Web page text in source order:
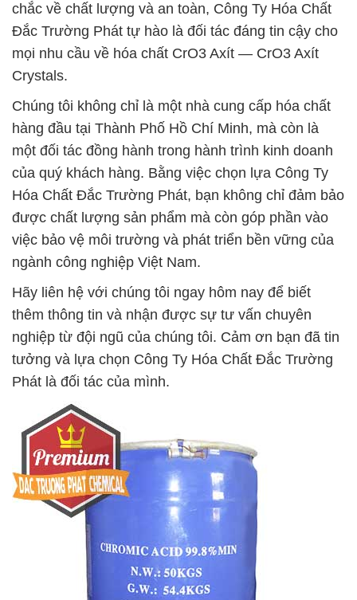
chắc về chất lượng và an toàn, Công Ty Hóa Chất
Đắc Trường Phát tự hào là đối tác đáng tin cậy cho
mọi nhu cầu về hóa chất CrO3 Axít — CrO3 Axít
Crystals.
Chúng tôi không chỉ là một nhà cung cấp hóa chất
hàng đầu tại Thành Phố Hồ Chí Minh, mà còn là
một đối tác đồng hành trong hành trình kinh doanh
của quý khách hàng. Bằng việc chọn lựa Công Ty
Hóa Chất Đắc Trường Phát, bạn không chỉ đảm bảo
được chất lượng sản phẩm mà còn góp phần vào
việc bảo vệ môi trường và phát triển bền vững của
ngành công nghiệp Việt Nam.
Hãy liên hệ với chúng tôi ngay hôm nay để biết
thêm thông tin và nhận được sự tư vấn chuyên
nghiệp từ đội ngũ của chúng tôi. Cảm ơn bạn đã tin
tưởng và lựa chọn Công Ty Hóa Chất Đắc Trường
Phát là đối tác của mình.